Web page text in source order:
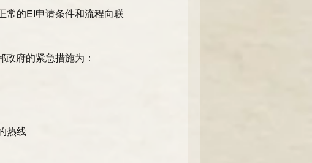
常的EI申请条件和流程向联
府的紧急措施为：
热线